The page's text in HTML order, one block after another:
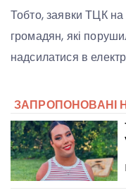
Тобто, заявки ТЦК
громадян, які
надсилатися в